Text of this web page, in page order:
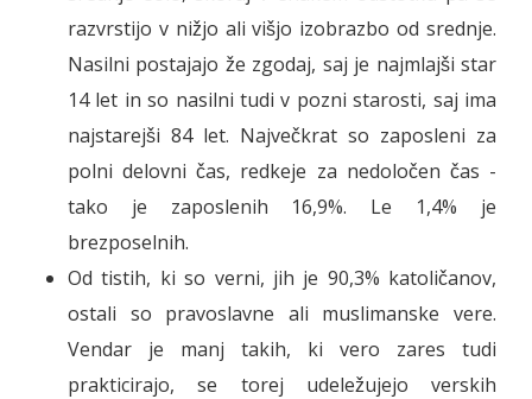
razvrstijo v nižjo ali višjo izobrazbo od srednje.
Nasilni postajajo že zgodaj, saj je najmlajši star
14 let in so nasilni tudi v pozni starosti, saj ima
najstarejši 84 let. Največkrat so zaposleni za
polni delovni čas, redkeje za nedoločen čas -
tako je zaposlenih 16,9%. Le 1,4% je
brezposelnih.
Od tistih, ki so verni, jih je 90,3% katoličanov,
ostali so pravoslavne ali muslimanske vere.
Vendar je manj takih, ki vero zares tudi
prakticirajo, se torej udeležujejo verskih